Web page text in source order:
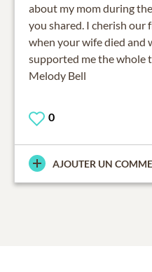
about my mom during
you shared. I cherish our
when your wife died and
supported me the whole
Melody Bell
0
AJOUTER UN